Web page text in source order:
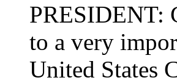
PRESIDENT:
to a very
United States